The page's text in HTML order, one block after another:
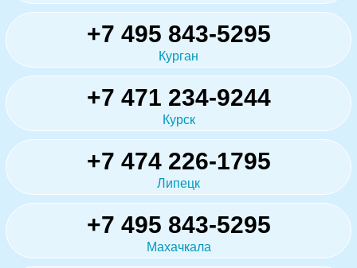
+7 495 843-5295
Курган
+7 471 234-9244
Курск
+7 474 226-1795
Липецк
+7 495 843-5295
Махачкала